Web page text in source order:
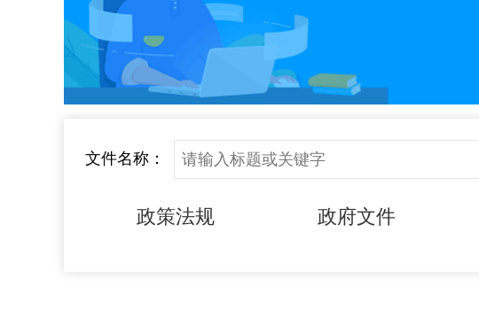
文件名称：
政策法规 政府文件